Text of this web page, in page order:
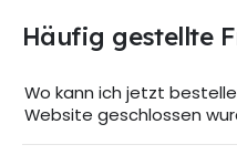
Häufig gestellte
Wo kann ich jetzt
Website geschlossen